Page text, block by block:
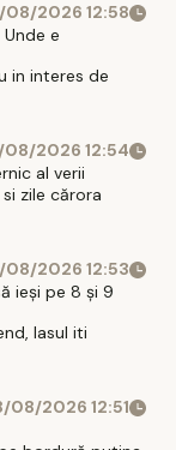
2026 12:58
e
in interes de
2026 12:54
al verii
zile cărora
2026 12:53
ieși pe 8 și 9
Iasul iti
08/2026 12:51